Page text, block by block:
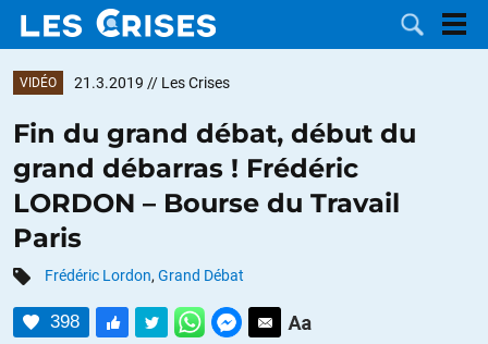
LES
DOSSIERS
CATÉGORIES
VIDÉO 21.3.2019 // Les Crises
Fin du grand débat, début du
grand débarras ! Frédéric
LORDON – Bourse du Travail
Paris
Frédéric Lordon, Grand Débat
398